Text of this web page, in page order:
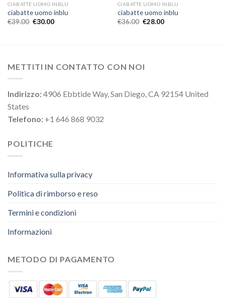
CIABATTE UOMO INBLU
ciabatte uomo inblu
€39.00 €30.00
CIABATTE UOMO INBLU
ciabatte uomo inblu
€36.00 €28.00
METTITI IN CONTATTO CON NOI
Indirizzo:4906 Ebbtide Way, San Diego, CA 92154 United
States
Telefono: +1 646 868 9032
POLITICHE
Informativa sulla privacy
Politica di rimborso e reso
Termini e condizioni
Informazioni
METODO DI PAGAMENTO